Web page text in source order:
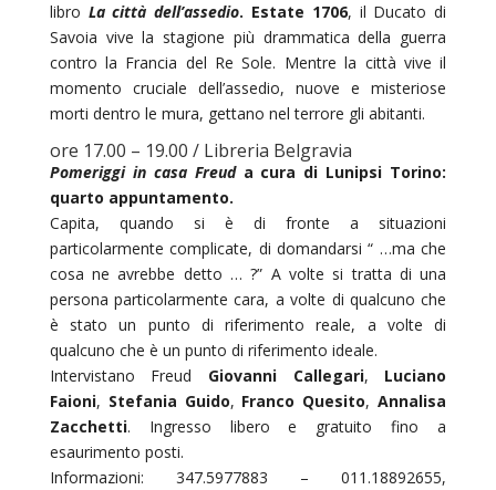
libro La città dell’assedio. Estate 1706, il Ducato di
Savoia vive la stagione più drammatica della guerra
contro la Francia del Re Sole. Mentre la città vive il
momento cruciale dell’assedio, nuove e misteriose
morti dentro le mura, gettano nel terrore gli abitanti.
ore 17.00 – 19.00 / Libreria Belgravia
Pomeriggi in casa Freud a cura di Lunipsi Torino:
quarto appuntamento.
Capita, quando si è di fronte a situazioni
particolarmente complicate, di domandarsi “ …ma che
cosa ne avrebbe detto … ?” A volte si tratta di una
persona particolarmente cara, a volte di qualcuno che
è stato un punto di riferimento reale, a volte di
qualcuno che è un punto di riferimento ideale.
Intervistano Freud Giovanni Callegari, Luciano
Faioni, Stefania Guido, Franco Quesito,Annalisa
Zacchetti. Ingresso libero e gratuito fino a
esaurimento posti.
Informazioni: 347.5977883 – 011.18892655,